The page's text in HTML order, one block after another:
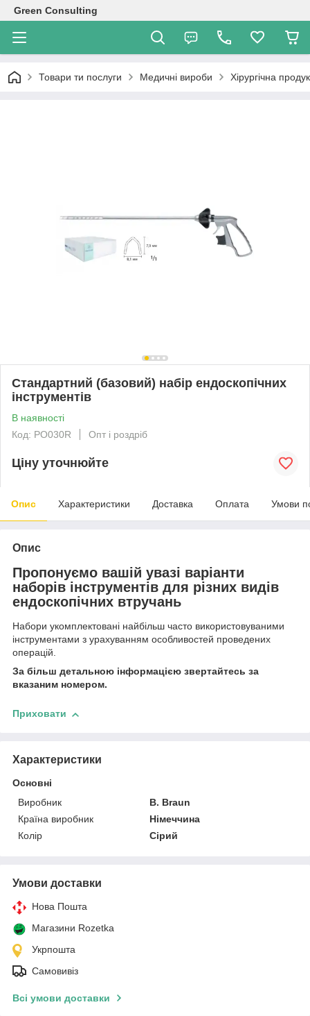
Green Consulting
Товари ти послуги Медичні вироби Хірургічна
Стандартний (базовий) набір ендоскопічних
інструментів
В наявності
Код: PO030R
Опт і роздріб
Ціну уточнюйте
Опис Характеристики Доставка Оплата Умови
Опис
Пропонуємо вашій увазі варіанти
наборів інструментів для різних видів
ендоскопічних втручань
Набори укомплектовані найбільш часто використовуваними
інструментами з урахуванням особливостей проведених
операцій.
За більш детальною інформацією звертайтесь за
вказаним номером.
Приховати
Характеристики
Основні
Виробник
B. Braun
Країна виробник
Німеччина
Колір
Сірий
Умови доставки
Нова Пошта
Магазини Rozetka
Укрпошта
Самовивіз
Всі умови доставки